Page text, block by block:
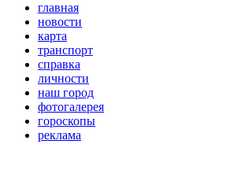
главная
новости
карта
транспорт
справка
личности
наш город
фотогалерея
гороскопы
реклама